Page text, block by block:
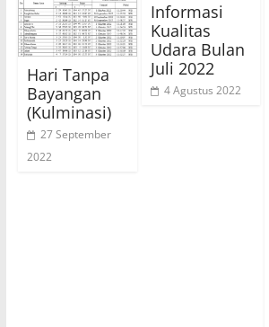
Hari Tanpa
Bayangan
(Kulminasi)
27 September
2022
Informasi
Kualitas
Udara Bulan
Juli 2022
4 Agustus 2022